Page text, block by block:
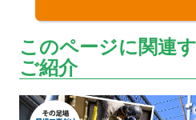
このページに関連
ご紹介